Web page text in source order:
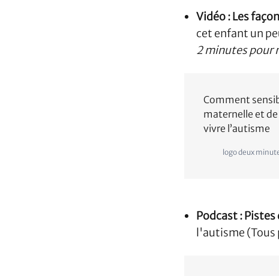
Vidéo :Les
cet enfant un
2 minutes pour
Comment
maternelle et
vivre l’autisme
logo deux
Podcast :
l'autisme (Tous